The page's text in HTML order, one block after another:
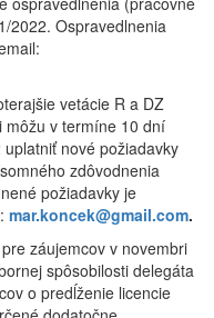
2022. Ospravedlnenia
vetácie R a DZ
môžu v termíne 10 dní
nové požiadavky
zdôvodnenia
požiadavky je
mar.koncek@gmail.com.
záujemcov v novembri
spôsobilosti delegáta
o predĺženie licencie